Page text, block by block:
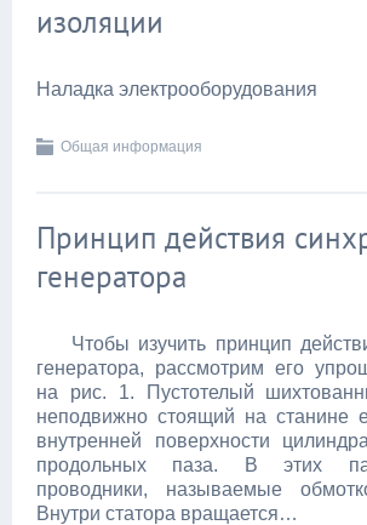
изоляции
Наладка электрооборудования
Общая информация
Принцип действия
генератора
Чтобы изучить принцип
генератора, рассмотрим его
на рис. 1. Пустотелый
неподвижно стоящий на станине
внутренней поверхности
продольных паза. В этих
проводники, называемые
Внутри статора вращается…